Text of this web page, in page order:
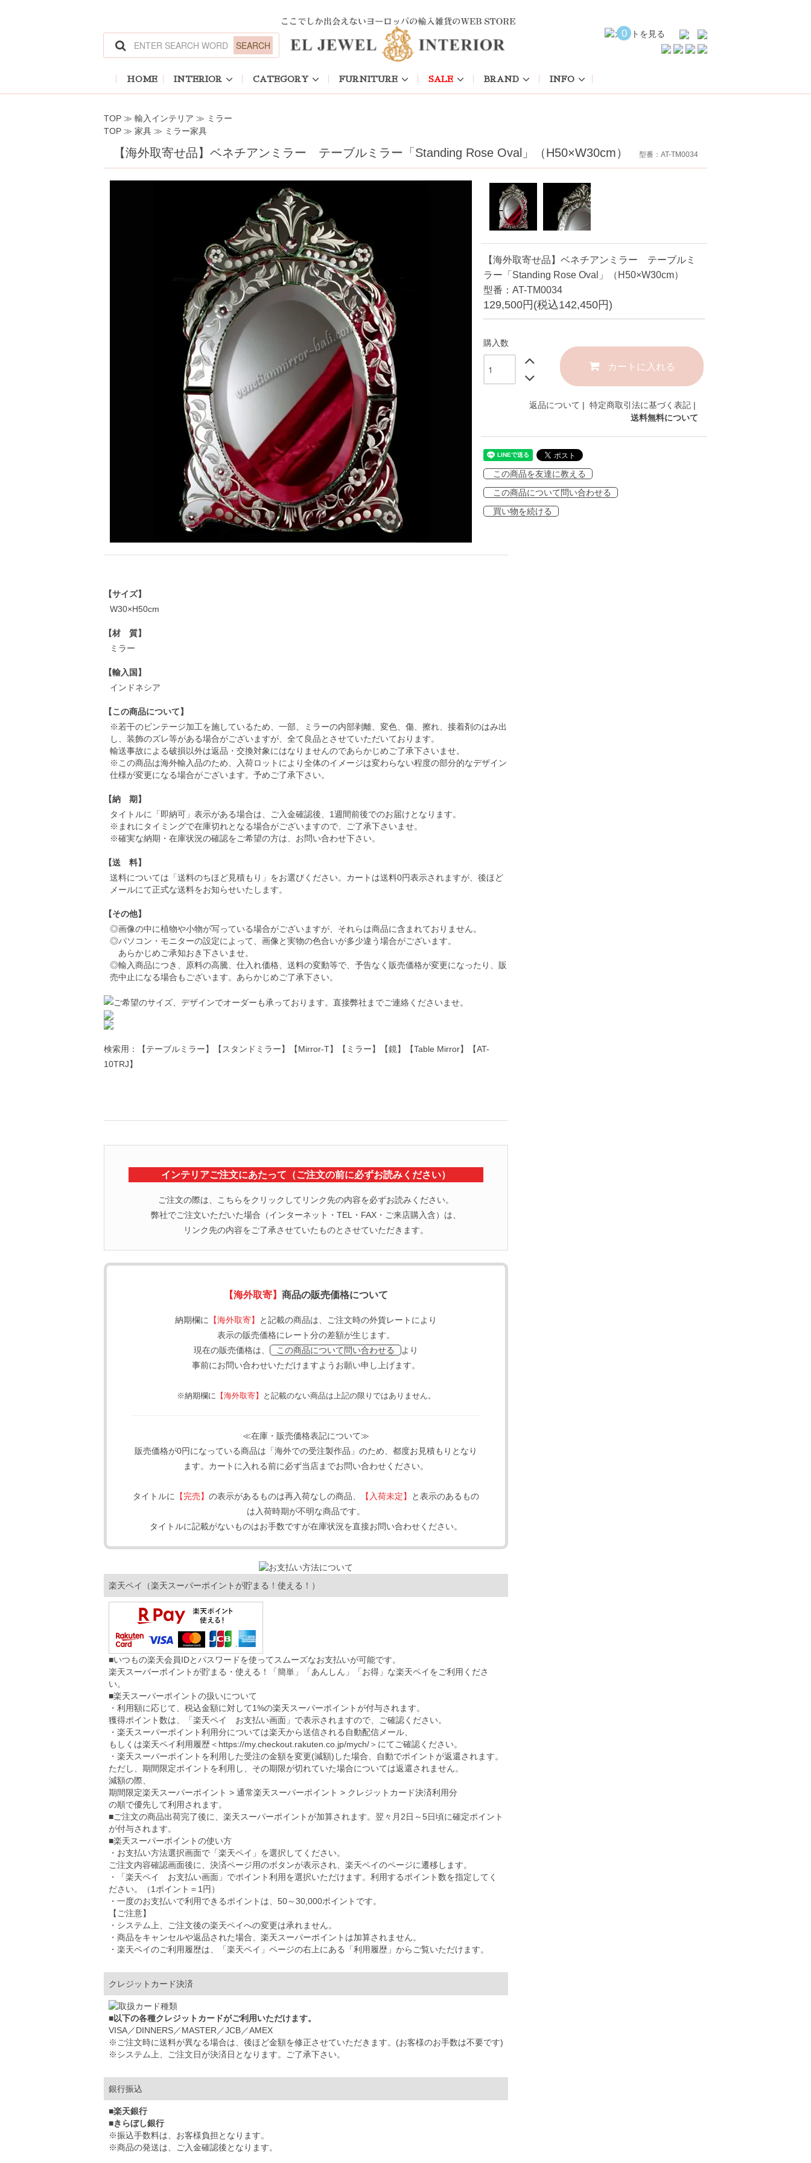
0
HOME INTERIOR CATEGORY FURNITURE SALE BRAND INFO
TOP ≫ 輸入インテリア ≫ ミラー
TOP ≫ 家具 ≫ ミラー家具
【海外取寄せ品】ベネチアンミラー テーブルミラー「Standing Rose Oval」（H50×W30cm） 型番：AT-TM0034
【海外取寄せ品】ベネチアンミラー テーブルミ
ラー「Standing Rose Oval」（H50×W30cm）
型番：AT-TM0034
129,500円(税込142,450円)
購入数
カートに入れる
返品について | 特定商取引法に基づく表記 |
送料無料について
この商品を友達に教える
この商品について問い合わせる
買い物を続ける
【サイズ】
W30×H50cm
【材 質】
ミラー
【輸入国】
インドネシア
【この商品について】
※若干のビンテージ加工を施しているため、一部、ミラーの内部剥離、変色、傷、擦れ、接着剤のはみ出
し、装飾のズレ等がある場合がございますが、全て良品とさせていただいております。
輸送事故による破損以外は返品・交換対象にはなりませんのであらかじめご了承下さいませ。
※この商品は海外輸入品のため、入荷ロットにより全体のイメージは変わらない程度の部分的なデザイン
仕様が変更になる場合がございます。予めご了承下さい。
【納 期】
タイトルに「即納可」表示がある場合は、ご入金確認後、1週間前後でのお届けとなります。
※まれにタイミングで在庫切れとなる場合がございますので、ご了承下さいませ。
※確実な納期・在庫状況の確認をご希望の方は、お問い合わせ下さい。
【送 料】
送料については「送料のちほど見積もり」をお選びください。カートは送料0円表示されますが、後ほど
メールにて正式な送料をお知らせいたします。
【その他】
◎画像の中に植物や小物が写っている場合がございますが、それらは商品に含まれておりません。
◎パソコン・モニターの設定によって、画像と実物の色合いが多少違う場合がございます。
あらかじめご承知おき下さいませ。
◎輸入商品につき、原料の高騰、仕入れ価格、送料の変動等で、予告なく販売価格が変更になったり、販
売中止になる場合もございます。あらかじめご了承下さい。
検索用：【テーブルミラー】【スタンドミラー】【Mirror-T】【ミラー】【鏡】【Table Mirror】【AT-
10TRJ】
インテリアご注文にあたって（ご注文の前に必ずお読みください）
ご注文の際は、こちらをクリックしてリンク先の内容を必ずお読みください。
弊社でご注文いただいた場合（インターネット・TEL・FAX・ご来店購入含）は、
リンク先の内容をご了承させていたものとさせていただきます。
【海外取寄】 商品の販売価格について
納期欄に 【海外取寄】
と記載の商品は、ご注文時の外貨レートにより
表示の販売価格にレート分の差額が生じます。
現在の販売価格は、
この商品について問い合わせる
より
事前にお問い合わせいただけますようお願い申し上げます。
※納期欄に 【海外取寄】 と記載のない商品は上記の限りではありません。
≪在庫・販売価格表記について≫
販売価格が0円になっている商品は「海外での受注製作品」のため、都度お見積もりとなり
ます。カートに入れる前に必ず当店までお問い合わせください。
タイトルに 【完売】 の表示があるものは再入荷なしの商品、 【入荷未定】
と表示のあるもの
は入荷時期が不明な商品です。
タイトルに記載がないものはお手数ですが在庫状況を直接お問い合わせください。
楽天ペイ（楽天スーパーポイントが貯まる！使える！）
■いつもの楽天会員IDとパスワードを使ってスムーズなお支払いが可能です。
楽天スーパーポイントが貯まる・使える！「簡単」「あんしん」「お得」な楽天ペイをご利用くださ
い。
■楽天スーパーポイントの扱いについて
・利用額に応じて、税込金額に対して1%の楽天スーパーポイントが付与されます。
獲得ポイント数は、「楽天ペイ お支払い画面」で表示されますので、ご確認ください。
・楽天スーパーポイント利用分については楽天から送信される自動配信メール、
もしくは楽天ペイ利用履歴＜ https://my.checkout.rakuten.co.jp/mych/＞にてご確認ください。
・楽天スーパーポイントを利用した受注の金額を変更(減額)した場合、自動でポイントが返還されます。
ただし、期間限定ポイントを利用し、その期限が切れていた場合については返還されません。
減額の際、
期間限定楽天スーパーポイント > 通常楽天スーパーポイント > クレジットカード決済利用分
の順で優先して利用されます。
■ご注文の商品出荷完了後に、楽天スーパーポイントが加算されます。翌々月2日～5日頃に確定ポイント
が付与されます。
■楽天スーパーポイントの使い方
・お支払い方法選択画面で「楽天ペイ」を選択してください。
ご注文内容確認画面後に、決済ページ用のボタンが表示され、楽天ペイのページに遷移します。
・「楽天ペイ お支払い画面」でポイント利用を選択いただけます。利用するポイント数を指定してく
ださい。（1ポイント＝1円）
・一度のお支払いで利用できるポイントは、50～30,000ポイントです。
【ご注意】
・システム上、ご注文後の楽天ペイへの変更は承れません。
・商品をキャンセルや返品された場合、楽天スーパーポイントは加算されません。
・楽天ペイのご利用履歴は、「楽天ペイ」ページの右上にある「利用履歴」からご覧いただけます。
クレジットカード決済
■以下の各種クレジットカードがご利用いただけます。
VISA／DINNERS／MASTER／JCB／AMEX
※ご注文時に送料が異なる場合は、後ほど金額を修正させていただきます。(お客様のお手数は不要です)
※システム上、ご注文日が決済日となります。ご了承下さい。
銀行振込
■楽天銀行
■きらぼし銀行
※振込手数料は、お客様負担となります。
※商品の発送は、ご入金確認後となります。